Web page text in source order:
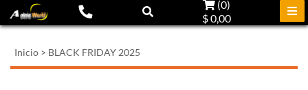
(0)
$ 0,00
Inicio > BLACK FRIDAY 2025